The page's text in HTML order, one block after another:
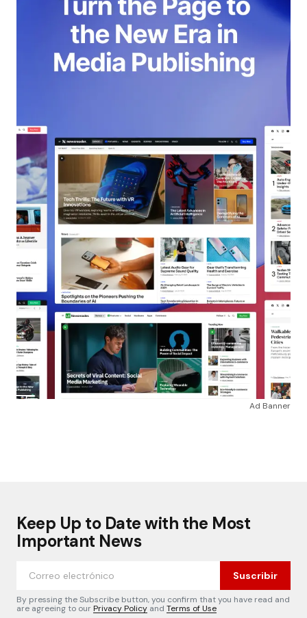
Ad Banner
Keep Up to Date with the Most
Important News
Suscribir
By pressing the Subscribe button, you confirm that you have read and
are agreeing to ourPrivacy Policy and Terms of Use